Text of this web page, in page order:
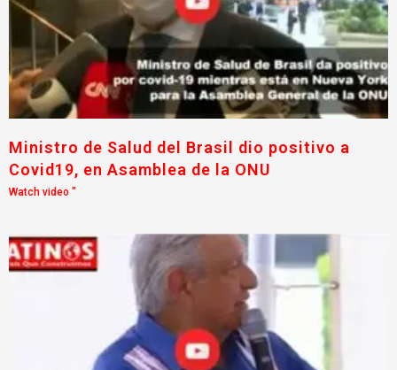
Ministro de Salud del Brasil dio positivo a
Covid19, en Asamblea de la ONU
Watch video "